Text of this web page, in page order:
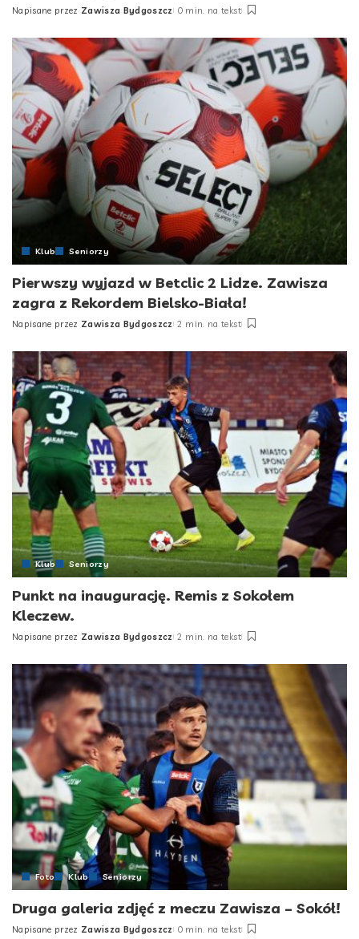
Posted
Napisane przez Zawisza Bydgoszcz 0 min. na tekst
Klub Seniorzy
Pierwszy wyjazd w Betclic 2 Lidze. Zawisza
zagra z Rekordem Bielsko-Biała!
Posted
Napisane przez Zawisza Bydgoszcz 2 min. na tekst
Klub Seniorzy
Punkt na inaugurację. Remis z Sokołem
Kleczew.
Posted
Napisane przez Zawisza Bydgoszcz 2 min. na tekst
Foto Klub Seniorzy
Druga galeria zdjęć z meczu Zawisza – Sokół!
Posted
Napisane przez Zawisza Bydgoszcz 0 min. na tekst